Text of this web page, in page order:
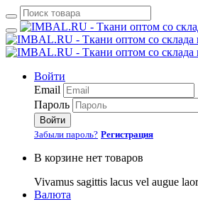
Войти
Email
Пароль
Войти
Забыли пароль? Регистрация
В корзине нет товаров
Vivamus sagittis lacus vel augue
Валюта